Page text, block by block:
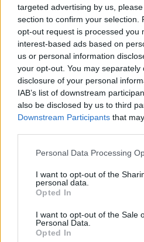
targeted advertising by us,
section to confirm your selection.
opt-out request is processed you
interest-based ads based on
us or personal information
your opt-out. You may
disclosure of your personal
IAB’s list of downstream
also be disclosed by us to third
Downstream Participants that
Personal Data Processing
I want to opt-out of the
personal data.
Opted In
I want to opt-out of the Sale
Personal Data.
Opted In